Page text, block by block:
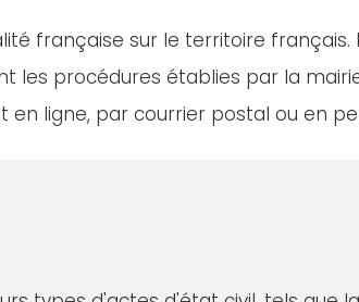
française sur le territoire français.
les procédures établies par la mairie
ligne, par courrier postal ou en